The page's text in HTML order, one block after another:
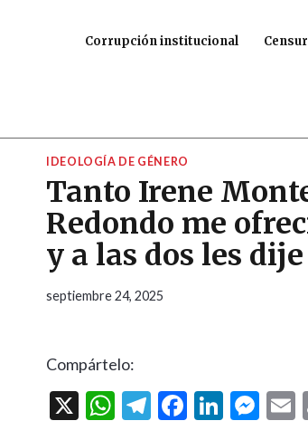
Corrupción institucional
IDEOLOGÍA DE GÉNERO
Tanto Irene
Redondo me
y a las dos les
septiembre 24, 2025
Compártelo:
X
W T
F
Li M